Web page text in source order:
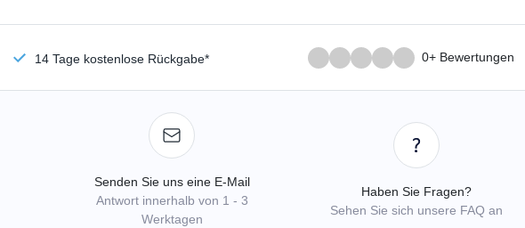
14 Tage kostenlose Rückgabe* 0+ Bewertungen
Senden Sie uns eine E-Mail
Antwort innerhalb von 1 - 3
Werktagen
Haben Sie Fragen?
Sehen Sie sich unsere FAQ an